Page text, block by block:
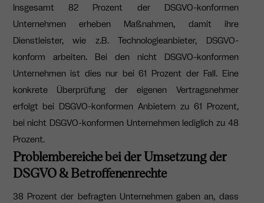
Insgesamt 82 Prozent der DSGVO-konformen
Unternehmen erheben Maßnahmen, damit ihre
Dienstleister, wie z.B. Technologieanbieter, DSGVO-
konform arbeiten. Bei den nicht DSGVO-konformen
Unternehmen ist dies nur bei 61 Prozent der Fall. Eine
konkrete Überprüfung der eigenen Vertragsnehmer
erfolgt bei DSGVO-konformen Anbietern zu 61 Prozent,
bei nicht DSGVO-konformen Unternehmen lediglich zu 48
Prozent.
Problembereiche bei der Umsetzung der
DSGVO & Betroffenenrechte
38 Prozent der befragten Unternehmen gaben an, dass